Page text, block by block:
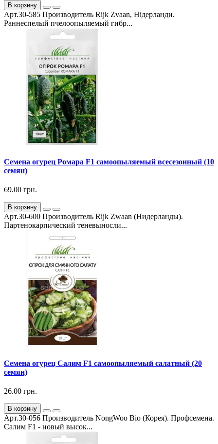
В корзину
Арт.30-585 Производитель Rijk Zvaan, Нідерланди.
Раннеспелый пчелоопыляемый гибр...
Семена огурец Ромара F1 самоопыляемый всесезонный (10
семян)
69.00 грн.
В корзину
Арт.30-600 Производитель Rijk Zwaan (Нидерланды).
Партенокарпический теневыносли...
Семена огурец Салим F1 самоопыляемый салатный (20
семян)
26.00 грн.
В корзину
Арт.30-056 Производитель NongWoo Bio (Корея). Профсемена.
Салим F1 - новый высок...